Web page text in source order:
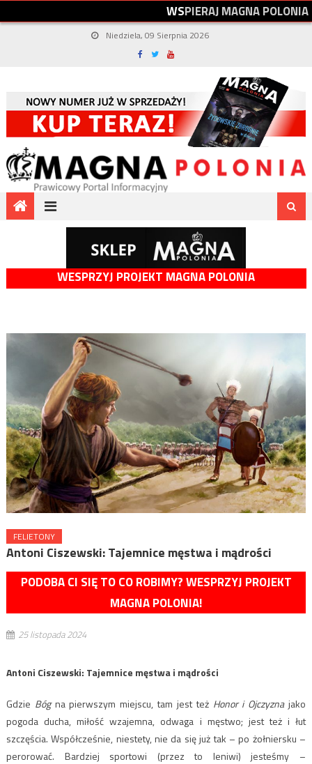
WSPIERAJMAGNAPOLONIA
Niedziela, 09 Sierpnia 2026
WESPRZYJ PROJEKT MAGNA POLONIA
FELIETONY
Antoni Ciszewski: Tajemnice męstwa i mądrości
PODOBA CI SIĘ TO CO ROBIMY? WESPRZYJ PROJEKT
MAGNA POLONIA!
25 listopada 2024
Antoni Ciszewski: Tajemnice męstwa i mądrości
Gdzie Bógna pierwszym miejscu, tam jest teżHonor i Ojczyznajako
pogoda ducha, miłość wzajemna, odwaga i męstwo; jest też i łut
szczęścia. Współcześnie, niestety, nie da się już tak – po żołniersku –
perorować. Bardziej sportowi (przez to leniwi) jesteśmy –